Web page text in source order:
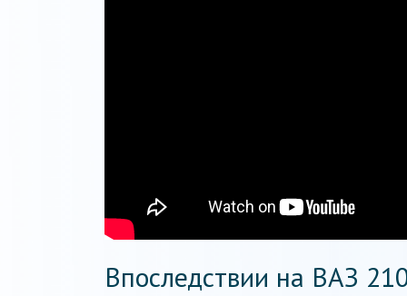
Впоследствии на ВАЗ